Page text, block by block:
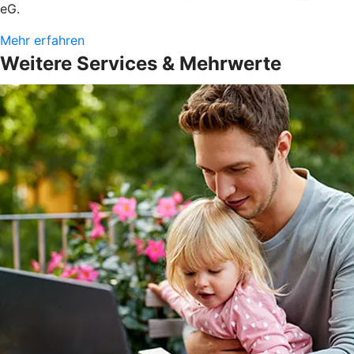
eG.
Mehr erfahren
Weitere Services & Mehrwerte